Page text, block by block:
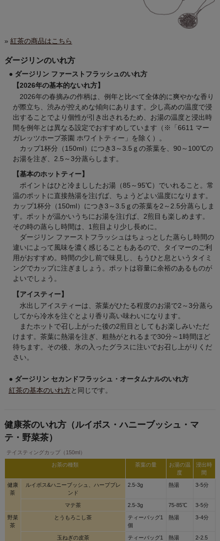
» 紅茶の商品はこちら
ダージリンのいれ方
● ダージリン ファーストフラッシュのいれ方
【2026年の基本的ないれ方】
2026年の春摘みの作柄は、例年と比べて全体的に爽やかな香り
が際立ち、渋みが控えめな傾向にあります。少し高めの温度で浸
出することでより個性が引き出されるため、お湯の温度と浸出時
間を例年とは異なる設定でおすすめしています（※「6611 マー
ガレッツホープ茶園 ホワイトティー」を除く）。
カップ1杯分（150ml）につき3～3.5ｇの茶葉を、90～100℃の
お湯を注ぎ、2.5～3分蒸らします。
【基本のホットティー】
ポイントはひと冷まししたお湯（85～95℃）でいれること。常
温のポットに直接熱湯を注げば、ちょうどよい温度になります。
カップ1杯分（150ml）につき3～3.5ｇの茶葉を2～2.5分蒸らしま
す。ポットが温かいうちにお湯を注げば、2煎目も楽しめます。
その時の蒸らし時間は、1煎目より少し長めに。
ダージリン ファーストフラッシュはちょっとした蒸らし時間の
違いによって風味を濃く感じることもあるので、タイマーのご利
用がおすすめ。時間の少し前で味見し、もうひと息というタイミ
ングでカップに注ぎましょう。ポットは容量に余裕のあるものが
よいでしょう。
【アイスティー】
水出しアイスティーは、茶葉がひたる程度のお湯で2～3分蒸ら
してから冷水を注ぐとより香り高い味わいになります。
またホットで召し上がった後の2煎目としてもお楽しみいただ
けます。茶葉に熱湯を注ぎ、粗熱がとれるまで30分～1時間ほど
待ちます。その後、氷の入ったグラスに注いでお召し上がりくだ
さい。
● ダージリン セカンドフラッシュ・オータムナルのいれ方
紅茶の基本のいれ方と同じです。
健康茶のいれ方（ルイボス・ハニーブッシュ・マ
テ・野菜茶）
テイスティングカップ（150ml）
お茶の種類 茶葉の量
お湯の温
度
浸出時
間
健康
茶
ルイボス&ハニーブッシュ、ハーブブレ
ンド
2.5-3g 熱湯 3-5分
マテ茶 2.5-3g 75-85℃ 3-5分
野菜
茶
とうもろこし茶
ティーバッグ1
個
熱湯 3-4分
玉ねぎの皮茶
ティーバッグ1
熱湯
2-2.5